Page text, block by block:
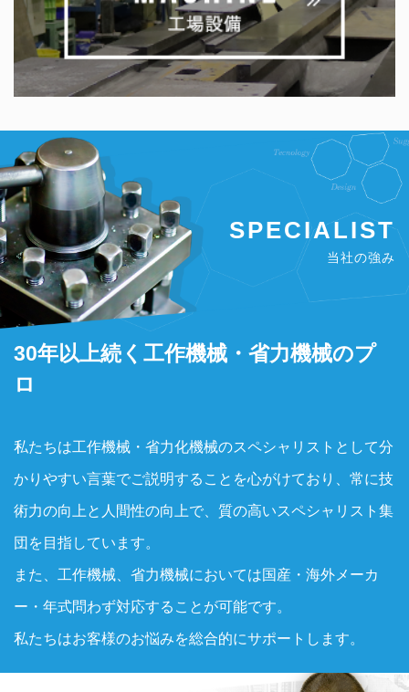
SPECIALIST
当社の強み
30年以上続く工作機械・省力機械のプ
ロ
私たちは工作機械・省力化機械のスペシャリストとして分
かりやすい言葉でご説明することを心がけており、常に技
術力の向上と人間性の向上で、質の高いスペシャリスト集
団を目指しています。
また、工作機械、省力機械においては国産・海外メーカ
ー・年式問わず対応することが可能です。
私たちはお客様のお悩みを総合的にサポートします。